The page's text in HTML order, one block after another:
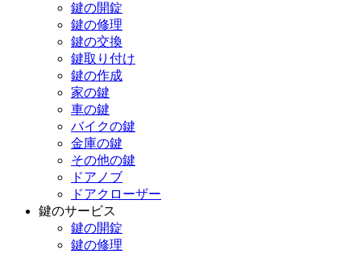
鍵の開錠
鍵の修理
鍵の交換
鍵取り付け
鍵の作成
家の鍵
車の鍵
バイクの鍵
金庫の鍵
その他の鍵
ドアノブ
ドアクローザー
鍵のサービス
鍵の開錠
鍵の修理